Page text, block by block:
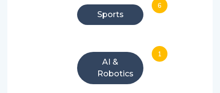
Sports
6
AI &
Robotics
1